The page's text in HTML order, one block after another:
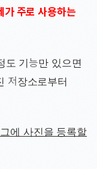
가 주로 사용하는
도 기능만 있으면
저장소로부터
에 사진을 등록할